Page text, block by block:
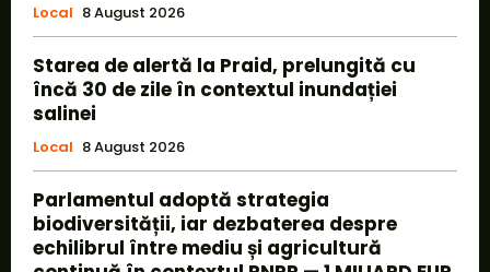
Local 8 August 2026
Starea de alertă la Praid, prelungită cu
încă 30 de zile în contextul inundației
salinei
Local 8 August 2026
Parlamentul adoptă strategia
biodiversității, iar dezbaterea despre
echilibrul între mediu și agricultură